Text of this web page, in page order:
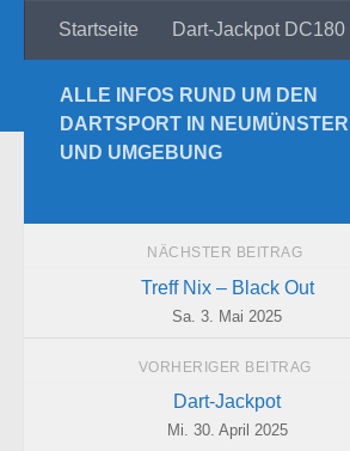
Zum Inhalt springen
Startseite Dart-Jackpot DC180
ALLE INFOS RUND UM DEN
DARTSPORT IN NEUMÜNSTER
UND UMGEBUNG
NÄCHSTER BEITRAG
Treff Nix – Black Out
Sa. 3. Mai 2025
VORHERIGER BEITRAG
Dart-Jackpot
Mi. 30. April 2025